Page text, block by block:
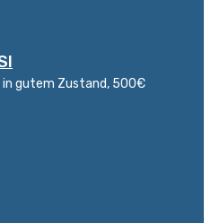
in gutem Zustand, 500€